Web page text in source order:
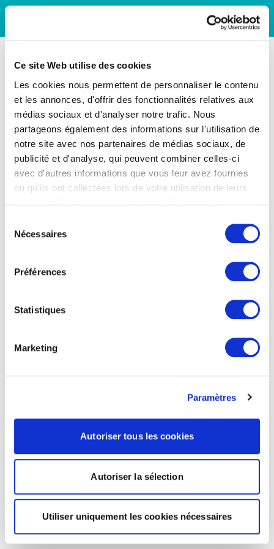
Ce site Web utilise des cookies
Les cookies nous permettent de personnaliser le contenu
et les annonces, d'offrir des fonctionnalités relatives aux
médias sociaux et d'analyser notre trafic. Nous
partageons également des informations sur l'utilisation de
notre site avec nos partenaires de médias sociaux, de
publicité et d'analyse, qui peuvent combiner celles-ci
avec d'autres informations que vous leur avez fournies
ou qu'ils ont collectées lors de votre utilisation de leurs
Nécessaires
Préférences
Statistiques
Marketing
Paramètres
Autoriser tous les cookies
Autoriser la sélection
Utiliser uniquement les cookies nécessaires